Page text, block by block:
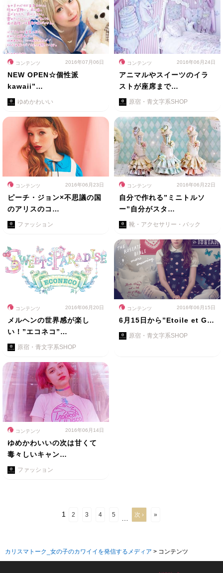
コンテンツ 2016年07月06日
NEW OPEN☆個性派
kawaii”…
ゆめかわいい
コンテンツ 2016年06月24日
アニマルやスイーツのイラ
ストが座席まで…
原宿・青文字系SHOP
コンテンツ 2016年06月23日
ピーチ・ジョン×不思議の国
のアリスのコ…
ファッション
コンテンツ 2016年06月22日
自分で作れる”ミニトルソ
ー”自分がスタ…
靴・アクセサリー・バック
コンテンツ 2016年06月20日
メルヘンの世界感が楽し
い！”エコネコ”…
原宿・青文字系SHOP
コンテンツ 2016年06月15日
6月15日から”Etoile et G…
原宿・青文字系SHOP
コンテンツ 2016年06月14日
ゆめかわいいの次は甘くて
毒々しいキャン…
ファッション
1 2 3 4 5 次 › »
カリスマトーク_女の子のカワイイを発信するメディア > コンテンツ